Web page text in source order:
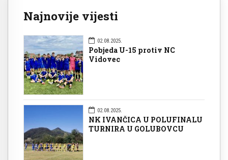
Najnovije vijesti
02.08.2025.
Pobjeda U-15 protiv NC
Vidovec
02.08.2025.
NK IVANČICA U POLUFINALU
TURNIRA U GOLUBOVCU